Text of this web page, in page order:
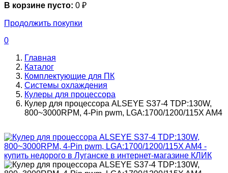
В корзине пусто: 0 ₽
Продолжить покупки
0
Главная
Каталог
Комплектующие для ПК
Системы охлаждения
Кулеры для процессора
Кулер для процессора ALSEYE S37-4 TDP:130W,
800~3000RPM, 4-Pin pwm, LGA:1700/1200/115X AM4